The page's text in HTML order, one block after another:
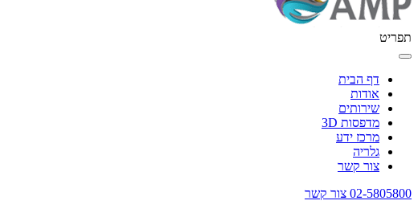
תפריט
דף הבית
אודות
שירותים
מדפסות 3D
מרכז ידע
גלריה
צור קשר
02-5805800 צור קשר